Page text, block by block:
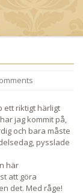
ett riktigt härligt
jag kommit på,
och bara måste
pysslade
här
att göra
det. Med råge!